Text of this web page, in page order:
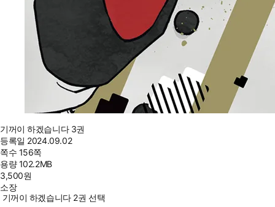
기꺼이 하겠습니다 3권
등록일 2024.09.02
쪽수 156쪽
용량102.2MB
3,500원
소장
기꺼이 하겠습니다 2권 선택